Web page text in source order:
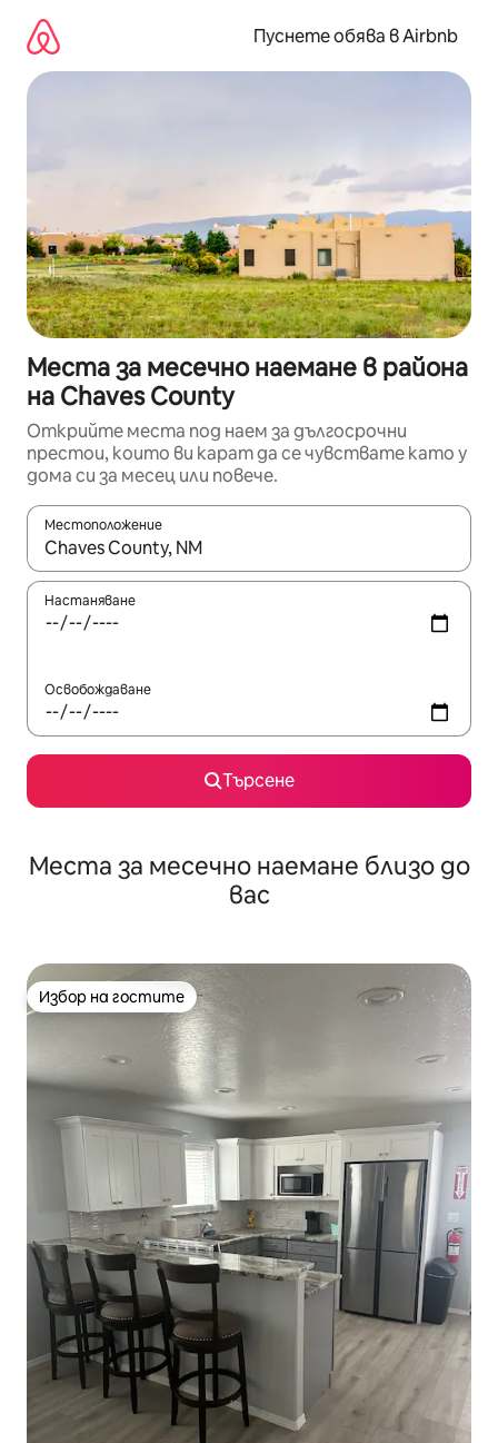
съдържанието
Пуснете обява в Airbnb
Места за месечно наемане в района
на Chaves County
Открийте места под наем за дългосрочни
престои, които ви карат да се чувствате като у
дома си за месец или повече.
Местоположение
Когато резултатите се покажат, използвайте
Настаняване
Освобождаване
Търсене
Места за месечно наемане близо до
вас
Избор на гостите
Избор на гостите